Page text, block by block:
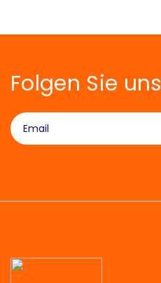
Folgen Sie uns